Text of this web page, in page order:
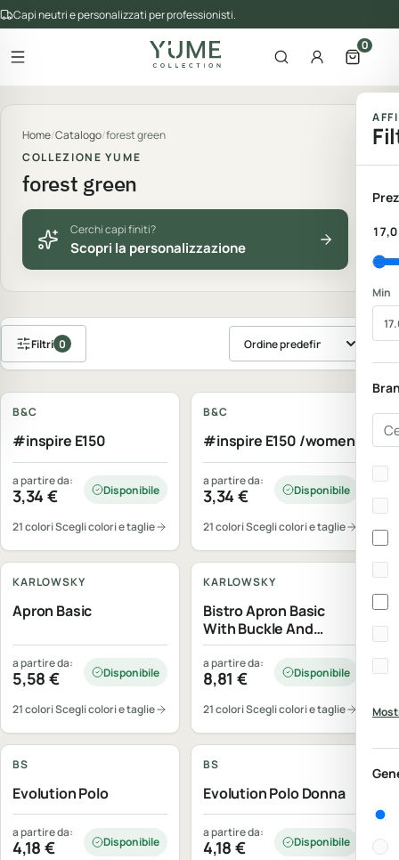
Capi neutri e personalizzati per professionisti.
Apri il menu
del catalogo
Apri la ricerca
AccountApri il
0
Home/Catalogo/forest green
COLLEZIONE YUME
forest green
Cerchi capi finiti?
Scopri la personalizzazione
Min
Filtri 0 Ordina prodotti
Personalizzabile
B&C
#inspire E150
a partire da:
3,34€ Disponibile
21 coloriScegli colori e taglie
Personalizzabile
B&C
#inspire E150 /women
a partire da:
3,34€ Disponibile
21 coloriScegli colori e taglie
KARLOWSKY
Apron Basic
a partire da:
5,58€ Disponibile
21 coloriScegli colori e taglie
KARLOWSKY
Bistro Apron Basic
With Buckle And
Pocket
a partire da:
8,81€ Disponibile
21 coloriScegli colori e taglie
BS
Evolution Polo
a partire da:
4,18€ Disponibile
BS
Evolution Polo Donna
a partire da:
4,18€ Disponibile